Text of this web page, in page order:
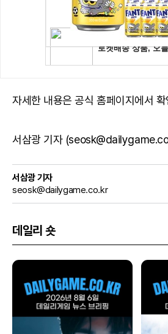
자세한 내용은 공식 홈페이지에서
서삼광 기자
서삼광 기자
seosk@dailygame.co.kr
데일리 숏